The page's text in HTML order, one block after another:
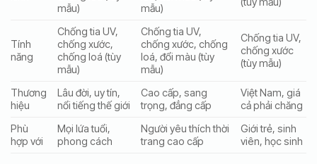
mẫu)
mẫu)
Tính
năng
Chống tia UV,
chống xước,
chống loá (tùy
mẫu)
Chống tia UV,
chống xước, chống
loá, đổi màu (tùy
mẫu)
Chống tia UV,
chống xước
(tùy mẫu)
Thương
hiệu
Lâu đời, uy tín,
nổi tiếng thế giới
Cao cấp, sang
trọng, đẳng cấp
Việt Nam, giá
cả phải chăng
Phù
hợp với
Mọi lứa tuổi,
phong cách
Người yêu thích thời
trang cao cấp
Giới trẻ, sinh
viên, học sinh